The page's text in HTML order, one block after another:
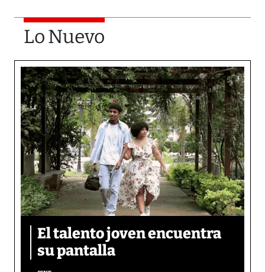
Lo Nuevo
El talento joven encuentra
su pantalla​